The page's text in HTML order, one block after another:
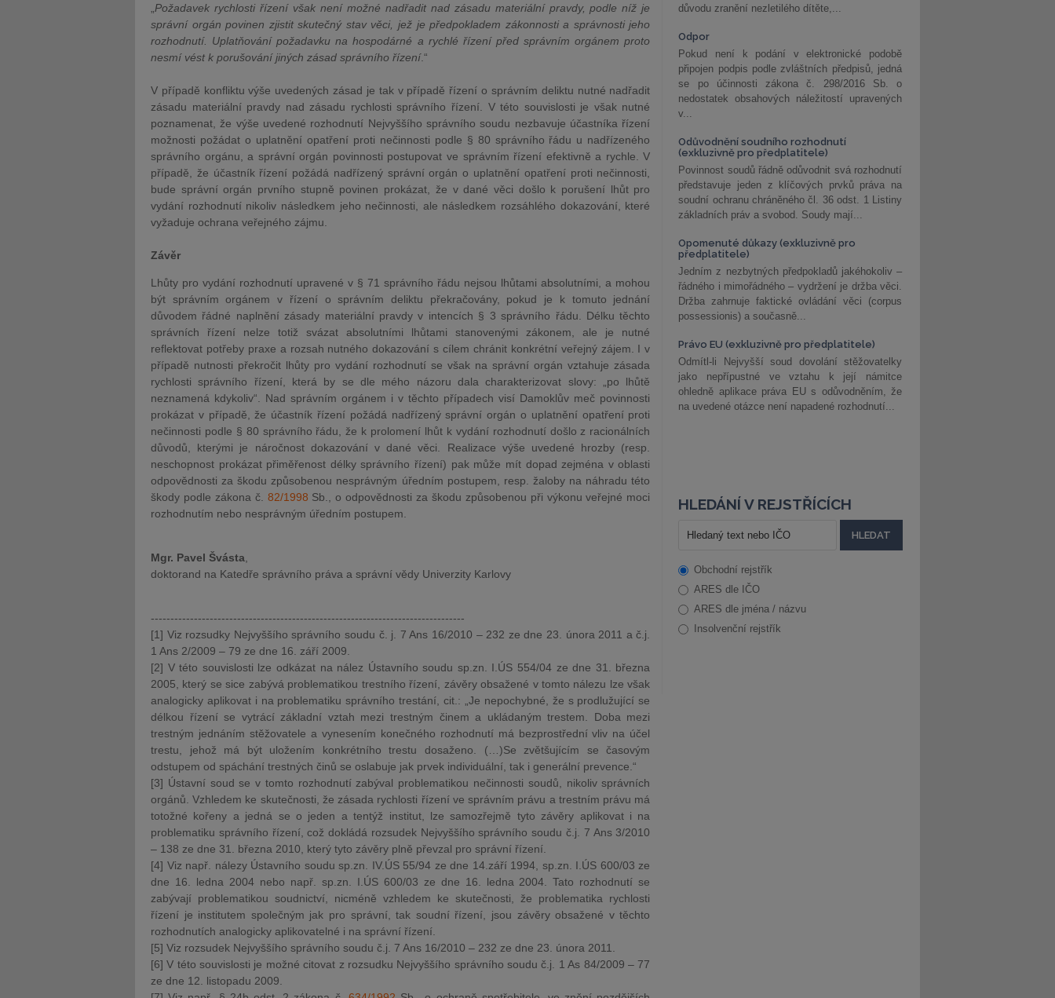
Požadavek rychlosti řízení však není možné nadřadit nad zásadu materiální pravdy, podle níž je
správní orgán povinen zjistit skutečný stav věci, jež je předpokladem zákonnosti a správnosti jeho
rozhodnutí. Uplatňování požadavku na hospodárné a rychlé řízení před správním orgánem proto
nesmí vést k porušování jiných zásad správního řízení.“
V případě konfliktu výše uvedených zásad je tak v případě řízení o správním deliktu nutné nadřadit
zásadu materiální pravdy nad zásadu rychlosti správního řízení. V této souvislosti je však nutné
poznamenat, že výše uvedené rozhodnutí Nejvyššího správního soudu nezbavuje účastníka řízení
možnosti požádat o uplatnění opatření proti nečinnosti podle § 80 správního řádu u nadřízeného
správního orgánu, a správní orgán povinnosti postupovat ve správním řízení efektivně a rychle. V
případě, že účastník řízení požádá nadřízený správní orgán o uplatnění opatření proti nečinnosti,
bude správní orgán prvního stupně povinen prokázat, že v dané věci došlo k porušení lhůt pro
vydání rozhodnutí nikoliv následkem jeho nečinnosti, ale následkem rozsáhlého dokazování, které
vyžaduje ochrana veřejného zájmu.
Závěr
Lhůty pro vydání rozhodnutí upravené v § 71 správního řádu nejsou lhůtami absolutními, a mohou
být správním orgánem v řízení o správním deliktu překračovány, pokud je k tomuto jednání
důvodem řádné naplnění zásady materiální pravdy v intencích § 3 správního řádu. Délku těchto
správních řízení nelze totiž svázat absolutními lhůtami stanovenými zákonem, ale je nutné
reflektovat potřeby praxe a rozsah nutného dokazování s cílem chránit konkrétní veřejný zájem. I v
případě nutnosti překročit lhůty pro vydání rozhodnutí se však na správní orgán vztahuje zásada
rychlosti správního řízení, která by se dle mého názoru dala charakterizovat slovy: „po lhůtě
neznamená kdykoliv“. Nad správním orgánem i v těchto případech visí Damoklův meč povinnosti
prokázat v případě, že účastník řízení požádá nadřízený správní orgán o uplatnění opatření proti
nečinnosti podle § 80 správního řádu, že k prolomení lhůt k vydání rozhodnutí došlo z racionálních
důvodů, kterými je náročnost dokazování v dané věci. Realizace výše uvedené hrozby (resp.
neschopnost prokázat přiměřenost délky správního řízení) pak může mít dopad zejména v oblasti
odpovědnosti za škodu způsobenou nesprávným úředním postupem, resp. žaloby na náhradu této
škody podle zákona č. 82/1998 Sb., o odpovědnosti za škodu způsobenou při výkonu veřejné moci
rozhodnutím nebo nesprávným úředním postupem.
Mgr. Pavel Švásta
doktorand na Katedře správního práva a správní vědy Univerzity Karlovy
--------------------------------------------------------------------------------
[1] Viz rozsudky Nejvyššího správního soudu č. j. 7 Ans 16/2010 – 232 ze dne 23. února 2011 a č.j.
1 Ans 2/2009 – 79 ze dne 16. září 2009.
[2] V této souvislosti lze odkázat na nález Ústavního soudu sp.zn. I.ÚS 554/04 ze dne 31. března
2005, který se sice zabývá problematikou trestního řízení, závěry obsažené v tomto nálezu lze však
analogicky aplikovat i na problematiku správního trestání, cit.: „Je nepochybné, že s prodlužující se
délkou řízení se vytrácí základní vztah mezi trestným činem a ukládaným trestem. Doba mezi
trestným jednáním stěžovatele a vynesením konečného rozhodnutí má bezprostřední vliv na účel
trestu, jehož má být uložením konkrétního trestu dosaženo. (…)Se zvětšujícím se časovým
odstupem od spáchání trestných činů se oslabuje jak prvek individuální, tak i generální prevence.“
[3] Ústavní soud se v tomto rozhodnutí zabýval problematikou nečinnosti soudů, nikoliv správních
orgánů. Vzhledem ke skutečnosti, že zásada rychlosti řízení ve správním právu a trestním právu má
totožné kořeny a jedná se o jeden a tentýž institut, lze samozřejmě tyto závěry aplikovat i na
problematiku správního řízení, což dokládá rozsudek Nejvyššího správního soudu č.j. 7 Ans 3/2010
– 138 ze dne 31. března 2010, který tyto závěry plně převzal pro správní řízení.
[4] Viz např. nálezy Ústavního soudu sp.zn. IV.ÚS 55/94 ze dne 14.září 1994, sp.zn. I.ÚS 600/03 ze
dne 16. ledna 2004 nebo např. sp.zn. I.ÚS 600/03 ze dne 16. ledna 2004. Tato rozhodnutí se
zabývají problematikou soudnictví, nicméně vzhledem ke skutečnosti, že problematika rychlosti
řízení je institutem společným jak pro správní, tak soudní řízení, jsou závěry obsažené v těchto
rozhodnutích analogicky aplikovatelné i na správní řízení.
[5] Viz rozsudek Nejvyššího správního soudu č.j. 7 Ans 16/2010 – 232 ze dne 23. února 2011.
[6] V této souvislosti je možné citovat z rozsudku Nejvyššího správního soudu č.j. 1 As 84/2009 – 77
ze dne 12. listopadu 2009.
důvodu zranění nezletilého dítěte,...
Odpor
Pokud není k podání v elektronické podobě
připojen podpis podle zvláštních předpisů, jedná
se po účinnosti zákona č. 298/2016 Sb. o
nedostatek obsahových náležitostí upravených
v...
Odůvodnění soudního rozhodnutí
(exkluzivně pro předplatitele)
Povinnost soudů řádně odůvodnit svá rozhodnutí
představuje jeden z klíčových prvků práva na
soudní ochranu chráněného čl. 36 odst. 1 Listiny
základních práv a svobod. Soudy mají...
Opomenuté důkazy (exkluzivně pro
předplatitele)
Jedním z nezbytných předpokladů jakéhokoliv –
řádného i mimořádného – vydržení je držba věci.
Držba zahrnuje faktické ovládání věci (corpus
possessionis) a současně...
Právo EU (exkluzivně pro předplatitele)
Odmítl-li Nejvyšší soud dovolání stěžovatelky
jako nepřípustné ve vztahu k její námitce
ohledně aplikace práva EU s odůvodněním, že
na uvedené otázce není napadené rozhodnutí...
HLEDÁNÍ V REJSTŘÍCÍCH
Obchodní rejstřík
ARES dle IČO
ARES dle jména / názvu
Insolvenční rejstřík